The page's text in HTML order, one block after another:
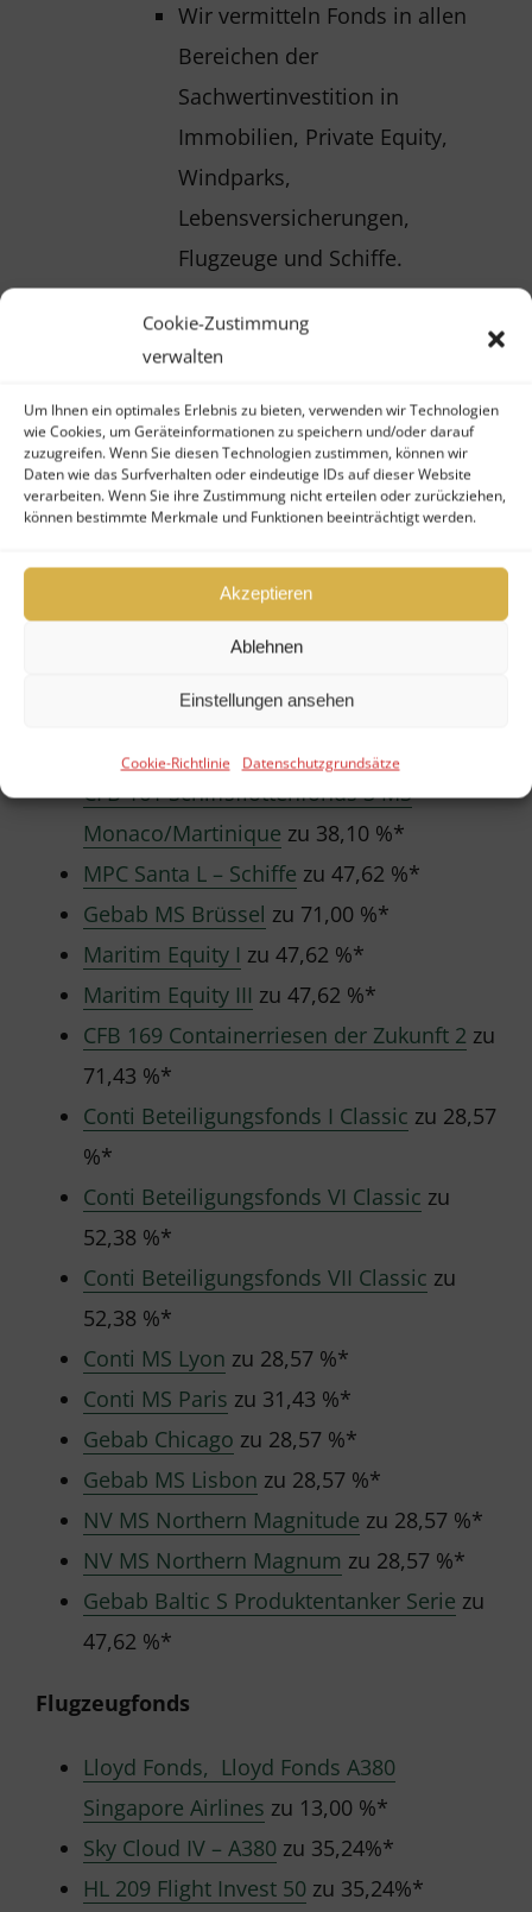
Cookie-Zustimmung
verwalten
Um Ihnen ein optimales Erlebnis zu bieten, verwenden wir Technologien
wie Cookies, um Geräteinformationen zu speichern und/oder darauf
zuzugreifen. Wenn Sie diesen Technologien zustimmen, können wir
Daten wie das Surfverhalten oder eindeutige IDs auf dieser Website
verarbeiten. Wenn Sie ihre Zustimmung nicht erteilen oder zurückziehen,
können bestimmte Merkmale und Funktionen beeinträchtigt werden.
Akzeptieren
Ablehnen
Einstellungen ansehen
Cookie-Richtlinie Datenschutzgrundsätze
Wir vermitteln Fonds in allen
Bereichen der
Sachwertinvestition in
Immobilien, Private Equity,
Windparks,
Lebensversicherungen,
Flugzeuge und Schiffe.
Gerne erstellen wir Ihnen ein
individuelles Angebot für Ihre
Nachfolgend ein Auszug der
Fonds, für die uns aktuell
Kaufanfragen vorliegen:
Immobilienfonds
Real I.S. Bayernfonds Deutschland 24zu
CFB 161 Schiffsflottenfonds 3 MS
Monaco/Martinique zu 38,10 %*
MPC Santa L – Schiffe zu 47,62 %*
Gebab MS Brüssel zu 71,00 %*
Maritim Equity I zu 47,62 %*
Maritim Equity III zu 47,62 %*
CFB 169 Containerriesen der Zukunft 2 zu
71,43 %*
Conti Beteiligungsfonds I Classic zu 28,57
%*
Conti Beteiligungsfonds VI Classic zu
52,38 %*
Conti Beteiligungsfonds VII Classic zu
52,38 %*
Conti MS Lyon zu 28,57 %*
Conti MS Paris zu 31,43 %*
Gebab Chicago zu 28,57 %*
Gebab MS Lisbon zu 28,57 %*
NV MS Northern Magnitude zu 28,57 %*
NV MS Northern Magnum zu 28,57 %*
Gebab Baltic S Produktentanker Serie zu
47,62 %*
Flugzeugfonds
Lloyd Fonds, Lloyd Fonds A380
Singapore Airlines zu 13,00 %*
Sky Cloud IV – A380 zu 35,24%*
HL 209 Flight Invest 50 zu 35,24%*